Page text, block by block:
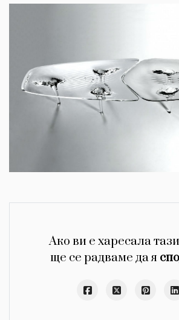
Ако ви е харесала
ще се радваме да я